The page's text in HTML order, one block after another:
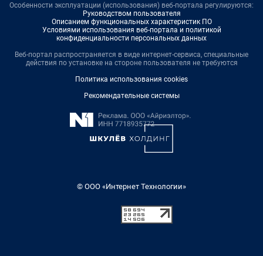
Особенности эксплуатации (использования) веб-портала регулируются:
Руководством пользователя
Описанием функциональных характеристик ПО
Условиями использования веб-портала и политикой
конфиденциальности персональных данных
Веб-портал распространяется в виде интернет-сервиса, специальные
действия по установке на стороне пользователя не требуются
Политика использования cookies
Рекомендательные системы
© ООО «Интернет Технологии»